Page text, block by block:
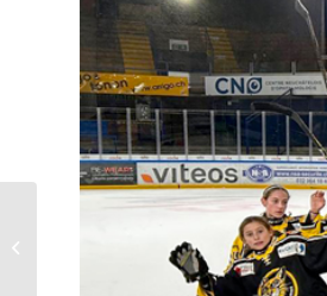
Cercle scolaire du Val-de-Travers
Le cinéma pour promouvoir le vivre